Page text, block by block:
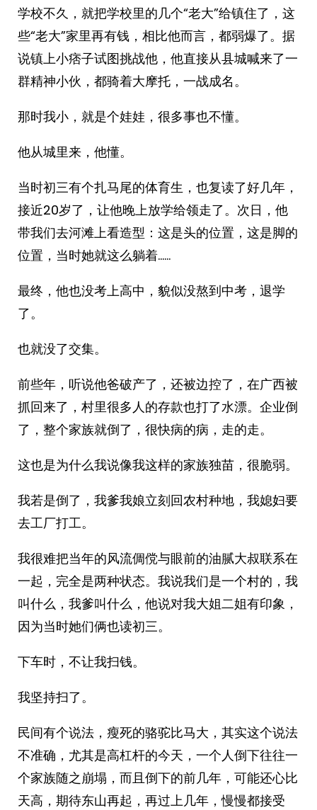
学校不久，就把学校里的几个“老大”给镇住了，这
些“老大”家里再有钱，相比他而言，都弱爆了。据
说镇上小痞子试图挑战他，他直接从县城喊来了一
群精神小伙，都骑着大摩托，一战成名。
那时我小，就是个娃娃，很多事也不懂。
他从城里来，他懂。
当时初三有个扎马尾的体育生，也复读了好几年，
接近20岁了，让他晚上放学给领走了。次日，他
带我们去河滩上看造型：这是头的位置，这是脚的
位置，当时她就这么躺着……
最终，他也没考上高中，貌似没熬到中考，退学
了。
也就没了交集。
前些年，听说他爸破产了，还被边控了，在广西被
抓回来了，村里很多人的存款也打了水漂。企业倒
了，整个家族就倒了，很快病的病，走的走。
这也是为什么我说像我这样的家族独苗，很脆弱。
我若是倒了，我爹我娘立刻回农村种地，我媳妇要
去工厂打工。
我很难把当年的风流倜傥与眼前的油腻大叔联系在
一起，完全是两种状态。我说我们是一个村的，我
叫什么，我爹叫什么，他说对我大姐二姐有印象，
因为当时她们俩也读初三。
下车时，不让我扫钱。
我坚持扫了。
民间有个说法，瘦死的骆驼比马大，其实这个说法
不准确，尤其是高杠杆的今天，一个人倒下往往一
个家族随之崩塌，而且倒下的前几年，可能还心比
天高，期待东山再起，再过上几年，慢慢都接受